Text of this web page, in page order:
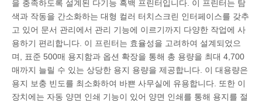
을 충족하도록 설계된 다기능 흑백 프린터입니다. 이 프린터는 탐
색과 작동을 간소화하는 대형 컬러 터치스크린 인터페이스를 갖추
고 있어 문서 관리에서 관리 기능에 이르기까지 다양한 작업에 사
용하기 편리합니다. 이 프린터는 효율성을 고려하여 설계되었으
며, 표준 500매 용지함과 옵션 확장을 통해 총 용량을 최대 4,700
매까지 늘릴 수 있는 상당한 용지 용량을 제공합니다. 이 대용량은
용지 보충 빈도를 최소화하여 바쁜 사무실에 유용합니다. 또한 이
장치에는 자동 양면 인쇄 기능이 있어 양면 인쇄를 통해 용지를 절